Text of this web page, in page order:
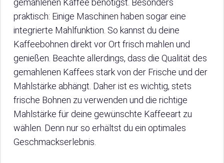
gemahlenen Kaffee benötigst. Besonders
praktisch: Einige Maschinen haben sogar eine
integrierte Mahlfunktion. So kannst du deine
Kaffeebohnen direkt vor Ort frisch mahlen und
genießen. Beachte allerdings, dass die Qualität des
gemahlenen Kaffees stark von der Frische und der
Mahlstärke abhängt. Daher ist es wichtig, stets
frische Bohnen zu verwenden und die richtige
Mahlstärke für deine gewünschte Kaffeeart zu
wählen. Denn nur so erhältst du ein optimales
Geschmackserlebnis.